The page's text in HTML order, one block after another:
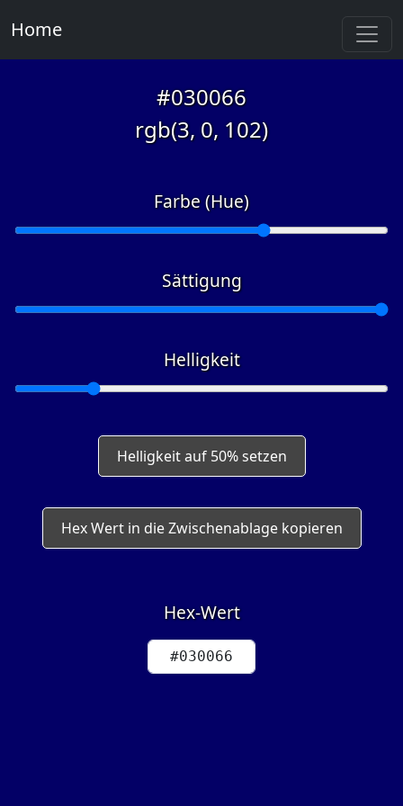
Home
#030066
rgb(3, 0, 102)
Farbe (Hue)
Sättigung
Helligkeit
Helligkeit auf 50% setzen
Hex Wert in die Zwischenablage kopieren
Hex-Wert